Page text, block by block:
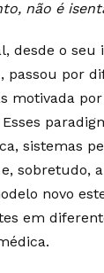
não é
desde o seu
passou por
motivada
sistemas
sobretudo,
novo
em